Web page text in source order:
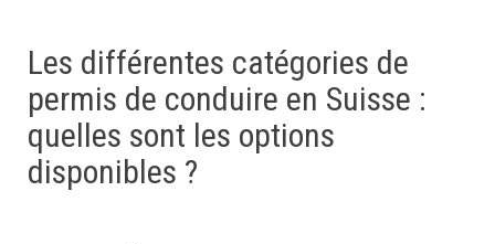
Les différentes catégories de
permis de conduire en Suisse :
quelles sont les options
disponibles ?